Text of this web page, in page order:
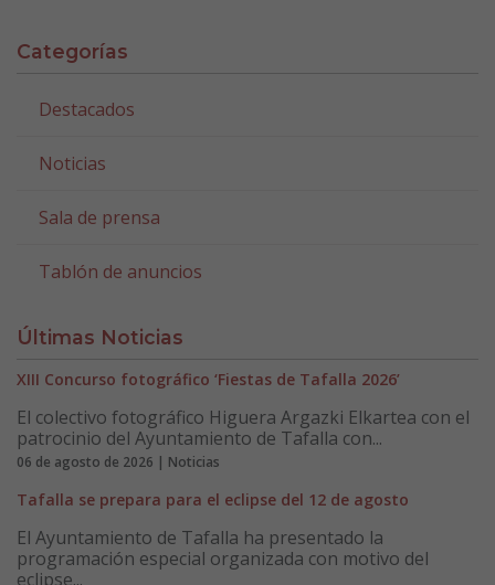
Categorías
Destacados
Noticias
Sala de prensa
Tablón de anuncios
Últimas Noticias
XIII Concurso fotográfico ‘Fiestas de Tafalla 2026’
El colectivo fotográfico Higuera Argazki Elkartea con el
patrocinio del Ayuntamiento de Tafalla con...
06 de agosto de 2026 | Noticias
Tafalla se prepara para el eclipse del 12 de agosto
El Ayuntamiento de Tafalla ha presentado la
programación especial organizada con motivo del
eclipse...